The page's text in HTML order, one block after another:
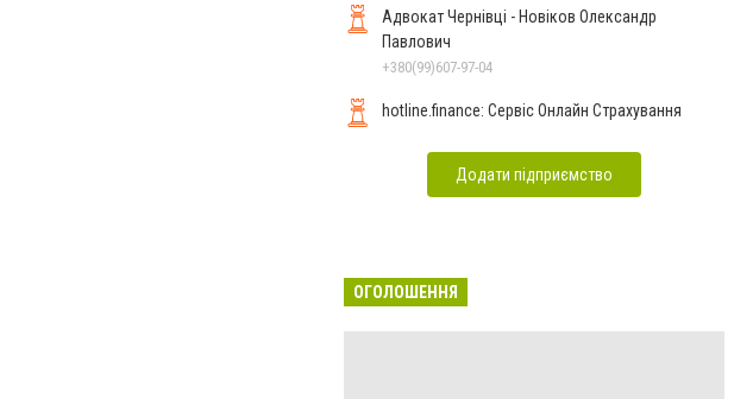
Адвокат Чернівці - Новіков Олександр
Павлович
+380(99)607-97-04
hotline.finance: Сервіс Онлайн Страхування
Додати підприємство
ОГОЛОШЕННЯ